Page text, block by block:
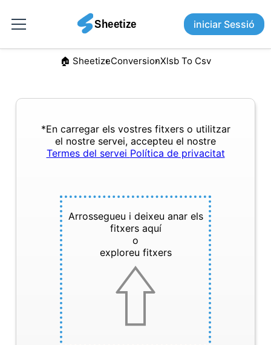
iniciar Sessió
🏠︎ SheetizeConversionXlsb To Csv
*En carregar els vostres fitxers o utilitzar
el nostre servei, accepteu el nostre
Termes del servei Política de privacitat
Arrossegueu i deixeu anar els
fitxers aquí
o
exploreu fitxers